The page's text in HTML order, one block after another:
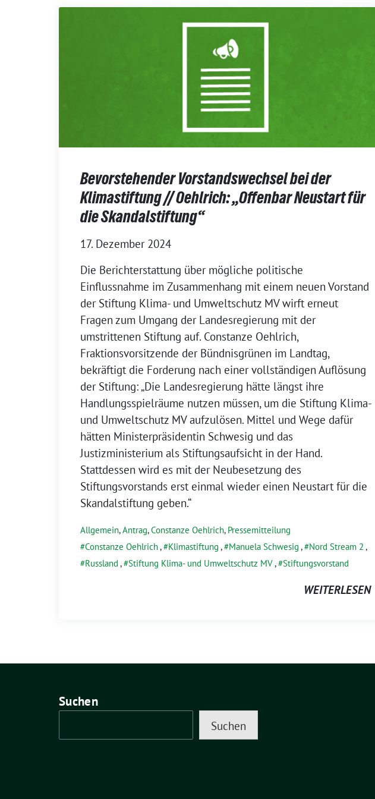
Bevorstehender Vorstandswechsel bei der
Klimastiftung // Oehlrich: „Offenbar Neustart für
die Skandalstiftung“
17. Dezember 2024
Die Berichterstattung über mögliche politische
Einflussnahme im Zusammenhang mit einem neuen Vorstand
der Stiftung Klima- und Umweltschutz MV wirft erneut
Fragen zum Umgang der Landesregierung mit der
umstrittenen Stiftung auf. Constanze Oehlrich,
Fraktionsvorsitzende der Bündnisgrünen im Landtag,
bekräftigt die Forderung nach einer vollständigen Auflösung
der Stiftung: „Die Landesregierung hätte längst ihre
Handlungsspielräume nutzen müssen, um die Stiftung Klima-
und Umweltschutz MV aufzulösen. Mittel und Wege dafür
hätten Ministerpräsidentin Schwesig und das
Justizministerium als Stiftungsaufsicht in der Hand.
Stattdessen wird es mit der Neubesetzung des
Stiftungsvorstands erst einmal wieder einen Neustart für die
Skandalstiftung geben.“
Allgemein,Antrag,Constanze Oehlrich, Pressemitteilung
Constanze Oehlrich, Klimastiftung , Manuela Schwesig , Nord Stream 2 ,
Russland , Stiftung Klima- und Umweltschutz MV, Stiftungsvorstand
WEITERLESEN
Suchen
Suchen